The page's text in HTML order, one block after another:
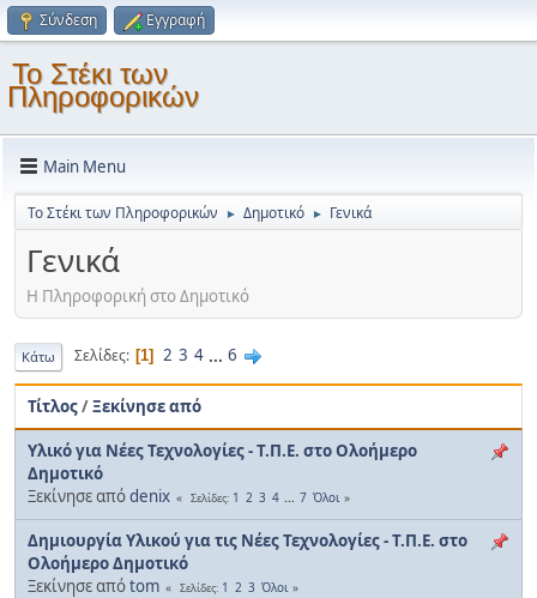
Σύνδεση Εγγραφή
Το Στέκι των
Πληροφορικών
Main Menu
Το Στέκι των Πληροφορικών ► Δημοτικό ► Γενικά
Γενικά
Η Πληροφορική στο Δημοτικό
Κάτω Σελίδες 1 2 3 4 ... 6
Τίτλος/Ξεκίνησε από
Υλικό για Νέες Τεχνολογίες - Τ.Π.Ε. στο Ολοήμερο
Δημοτικό
Ξεκίνησε απόdenix Σελίδες 1 2 3 4 ... 7 Όλοι
Δημιουργία Υλικού για τις Νέες Τεχνολογίες - Τ.Π.Ε. στο
Ολοήμερο Δημοτικό
Ξεκίνησε απόtom Σελίδες 1 2 3 Όλοι